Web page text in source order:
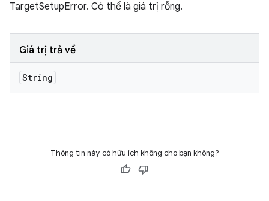
TargetSetupError. Có thể là giá trị rỗng.
Giá trị trả về
String
Thông tin này có hữu ích không cho bạn không?